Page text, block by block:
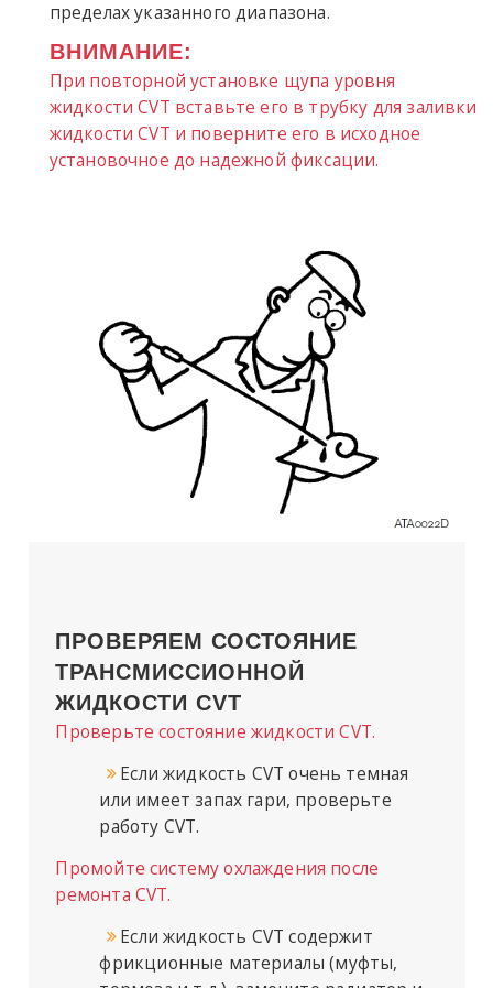
пределах указанного диапазона.
ВНИМАНИЕ:
При повторной установке щупа уровня
жидкости CVT вставьте его в трубку для заливки
жидкости CVT и поверните его в исходное
установочное до надежной фиксации.
ПРОВЕРЯЕМ СОСТОЯНИЕ
ТРАНСМИССИОННОЙ
ЖИДКОСТИ CVT
Проверьте состояние жидкости CVT.
Если жидкость CVT очень темная
или имеет запах гари, проверьте
работу CVT.
Промойте систему охлаждения после
ремонта CVT.
Если жидкость CVT содержит
фрикционные материалы (муфты,